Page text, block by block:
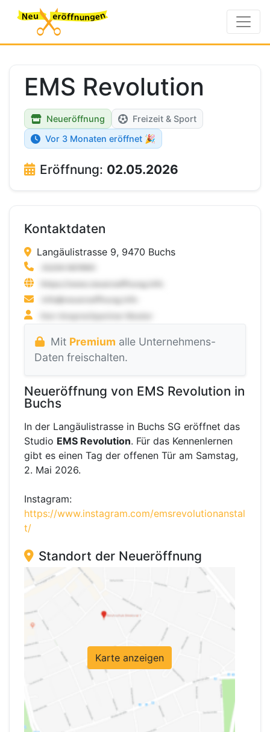
EMS Revolution
Neueröffnung
Freizeit & Sport
Vor 3 Monaten eröffnet 🎉
Eröffnung: 02.05.2026
Kontaktdaten
Langäulistrasse 9, 9470 Buchs
Mit Premium alle Unternehmens-
Daten freischalten.
Neueröffnung von EMS Revolution in
Buchs
In der Langäulistrasse in Buchs SG eröffnet das
Studio EMS Revolution. Für das Kennenlernen
gibt es einen Tag der offenen Tür am Samstag,
2. Mai 2026.
Instagram:
https://www.instagram.com/emsrevolutionanstal
t/
Standort der Neueröffnung
Karte anzeigen